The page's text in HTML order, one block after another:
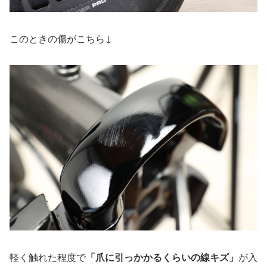
このときの傷がこちら↓
軽く触れた程度で 「爪に引っかかるくらいの線キズ」 が入